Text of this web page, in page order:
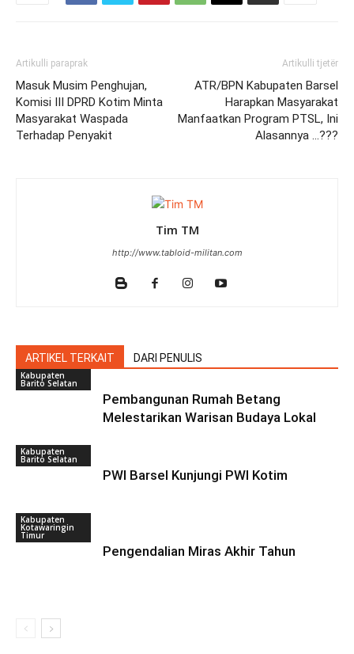
Artikulli paraprak
Masuk Musim Penghujan,
Komisi III DPRD Kotim Minta
Masyarakat Waspada
Terhadap Penyakit
Artikulli tjetër
ATR/BPN Kabupaten Barsel
Harapkan Masyarakat
Manfaatkan Program PTSL, Ini
Alasannya …???
Tim TM
http://www.tabloid-militan.com
ARTIKEL TERKAIT DARI PENULIS
Kabupaten
Barito Selatan
Pembangunan Rumah Betang
Melestarikan Warisan Budaya Lokal
Kabupaten
Barito Selatan
PWI Barsel Kunjungi PWI Kotim
Kabupaten
Kotawaringin
Timur
Pengendalian Miras Akhir Tahun